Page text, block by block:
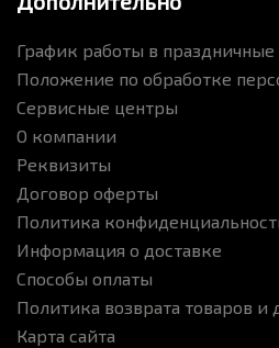
График работы в праздничные
Положение по обработке
Сервисные центры
О компании
Реквизиты
Договор оферты
Политика
Информация о доставке
Способы оплаты
Политика возврата товаров
Карта сайта